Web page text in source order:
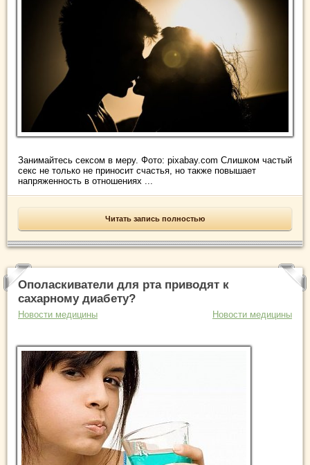
Занимайтесь сексом в меру. Фото: pixabay.com Слишком частый
секс не только не приносит счастья, но также повышает
напряженность в отношениях ...
Читать запись полностью
Ополаскиватели для рта приводят к
сахарному диабету?
Новости медицины Новости медицины